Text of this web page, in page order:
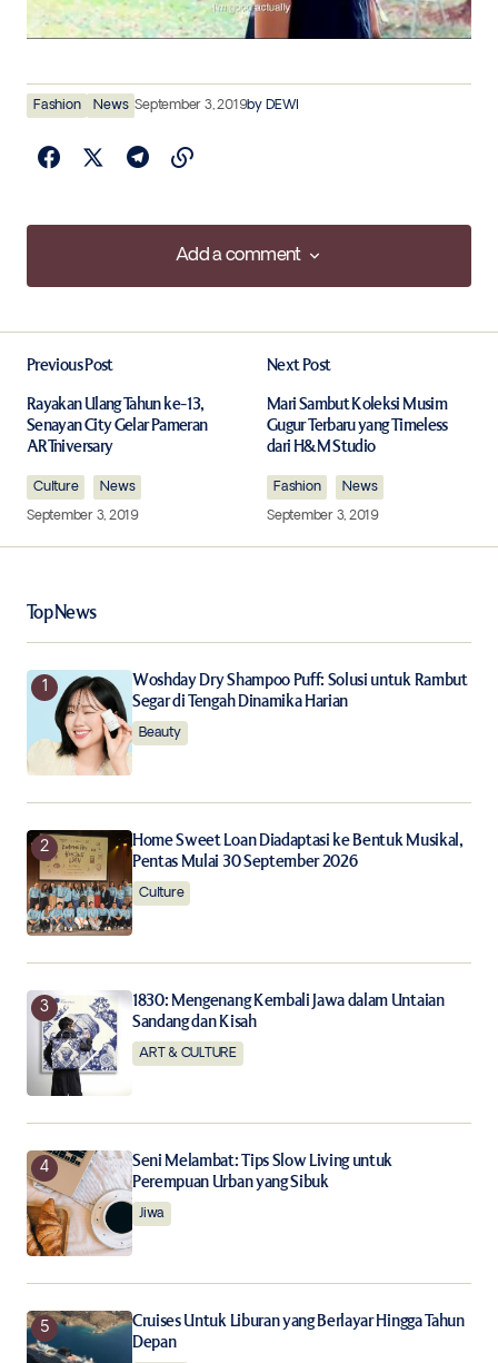
Fashion News September 3, 2019by DEWI
Add a comment
Add a comment
Required fields are marked*
Your Name
Your E-mail*
Save my name, email, and website in this browser for
the next time I comment.
Notify me of new posts by email.
Submit Comment
Previous Post
Rayakan Ulang Tahun ke-13,
Senayan City Gelar Pameran
ARTniversary
Culture
News
September 3, 2019
Next Post
Mari Sambut Koleksi Musim
Gugur Terbaru yang Timeless
dari H&M Studio
Fashion
News
September 3, 2019
Top News
Woshday Dry Shampoo Puff: Solusi untuk Rambut
Segar di Tengah Dinamika Harian
Beauty
Home Sweet Loan Diadaptasi ke Bentuk Musikal,
Pentas Mulai 30 September 2026
Culture
1830: Mengenang Kembali Jawa dalam Untaian
Sandang dan Kisah
ART & CULTURE
Seni Melambat: Tips Slow Living untuk
Perempuan Urban yang Sibuk
Jiwa
Cruises Untuk Liburan yang Berlayar Hingga Tahun
Depan